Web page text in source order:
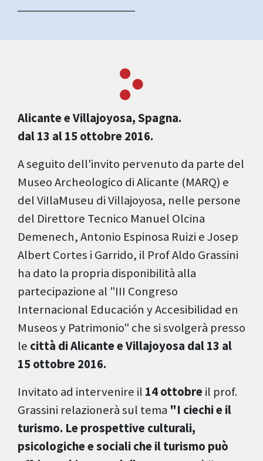
Alicante e Villajoyosa, Spagna.
dal 13 al 15 ottobre 2016.
A seguito dell'invito pervenuto da parte del
Museo Archeologico di Alicante (MARQ) e
del ViIlaMuseu di Villajoyosa, nelle persone
del Direttore Tecnico Manuel Olcina
Demenech, Antonio Espinosa Ruizi e Josep
Albert Cortes i Garrido, il Prof Aldo Grassini
ha dato la propria disponibilità alla
partecipazione al "III Congreso
Internacional Educación y Accesibilidad en
Museos y Patrimonio" che si svolgerà presso
le città di Alicante e Villajoyosa dal 13 al
15 ottobre 2016.
Invitato ad intervenire il 14 ottobre il prof.
Grassini relazionerà sul tema "I ciechi e il
turismo. Le prospettive culturali,
psicologiche e sociali che il turismo può